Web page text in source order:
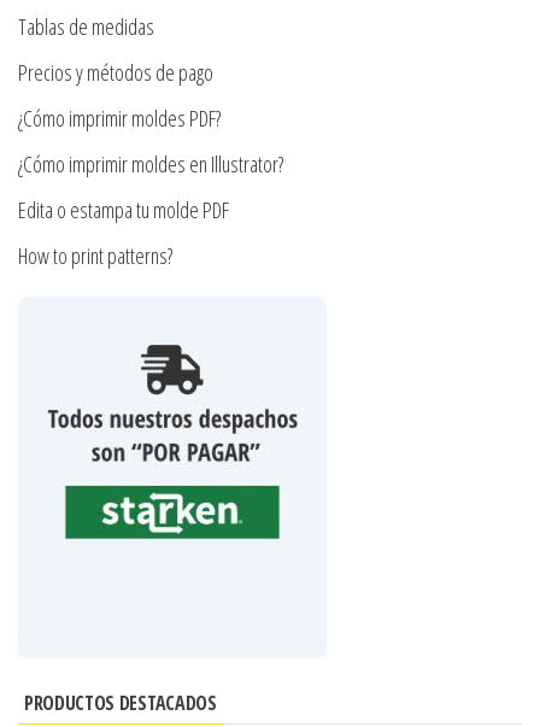
la
página
producto
Tablas de medidas
Precios y métodos de pago
¿Cómo imprimir moldes PDF?
¿Cómo imprimir moldes en Illustrator?
Edita o estampa tu molde PDF
How to print patterns?
PRODUCTOS DESTACADOS